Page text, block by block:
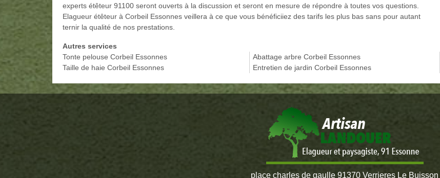
experts étêteur 91100 seront ouverts à la discussion et seront en mesure de répondre à toutes vos questions.
Elagueur étêteur à Corbeil Essonnes veillera à ce que vous bénéficiiez des tarifs les plus bas sans pour autant
ternir la qualité de nos prestations.
Autres services
Tonte pelouse Corbeil Essonnes
Taille de haie Corbeil Essonnes
Abattage arbre Corbeil Essonnes
Entretien de jardin Corbeil Essonnes
place charles de gaulle 91370 Verrieres Le Buisson